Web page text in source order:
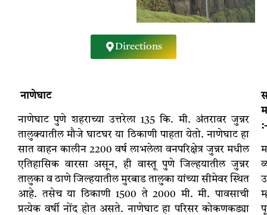
Directions
नाणेघाट
नाणेघाट पुणे शहराच्या उत्तरेला 135 कि. मी. अंतरावर जुन्नर
तालुक्यातील मौजे घाटघर या ठिकाणी पाहता येतो. नाणेघाट हा
सात वाहन कालीन 2200 वर्ष लाभलेला वनपरिक्षेत्र जुन्नर मधील
एतिहासिक वारसा असून, ही वास्तू पुणे जिल्हयातील जुन्नर
तालुका व ठाणे जिल्हयातील मुरबाड तालुका यांच्या सीमेवर स्थित
आहे. तसेच या ठिकाणी 1500 ते 2000 मी. मी. पावसाची
प्रत्येक वर्षी नोंद होत असते. नाणेघाट हा परिसर कोकणकड्या
:-